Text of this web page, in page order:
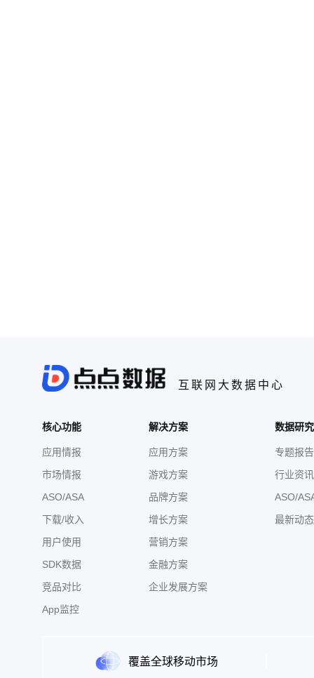
互联网大数据中心
核心功能
应用情报
市场情报
ASO/ASA
下载/收入
用户使用
SDK数据
竞品对比
App监控
解决方案
应用方案
游戏方案
品牌方案
增长方案
营销方案
金融方案
企业发展方案
数据研
专题报告
行业资讯
ASO/
最新动态
覆盖全球移动市场